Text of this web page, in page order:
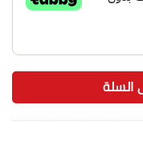
السلة